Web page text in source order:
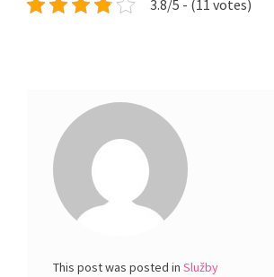
3.8/5 - (11 votes)
This post was posted in Služby